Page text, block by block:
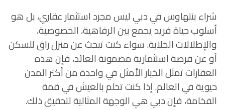
شراء بنتهاوس في دبي ليس مجرد استثمار عقاري، بل هو
أسلوب حياة فريد يجمع بين الرفاهية، الخصوصية،
والإطلالات الخلابة. سواء كنت تبحث عن منزل راق للسكن
أو عن فرصة استثمارية مضمونة العائد، فإن هذه
العقارات تمثل الخيار الأمثل في واحدة من أكثر المدن
حيوية في العالم. إذا كنت تحلم بالعيش في قمة
الفخامة، فإن دبي هي الوجهة المثالية لتحقيق ذلك.